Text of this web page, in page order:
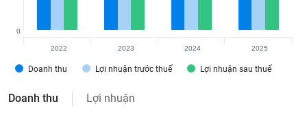
Doanh thu Lợi nhuận trước thuế Lợi nhuận sau thuế
0
2022 2023 2024 2025
Doanh thu Lợi nhuận